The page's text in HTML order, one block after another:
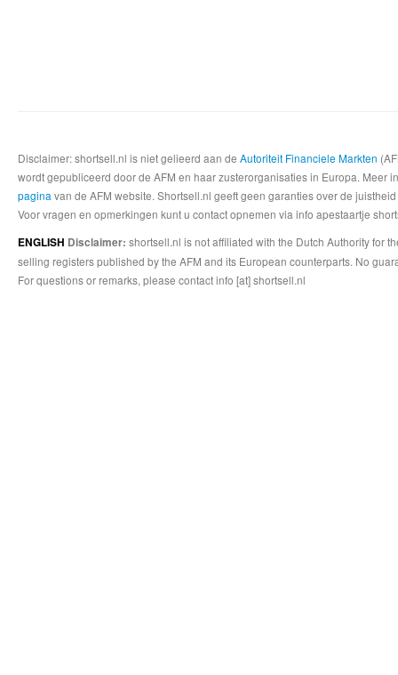
Disclaimer: shortsell.nl is niet gelieerd aan de Autoriteit Financiele Markten
wordt gepubliceerd door de AFM en haar zusterorganisaties in Europa.
pagina van de AFM website. Shortsell.nl geeft geen garanties over de
Voor vragen en opmerkingen kunt u contact opnemen via info apestaartje
ENGLISH Disclaimer: shortsell.nl is not affiliated with the Dutch Authority for
selling registers published by the AFM and its European counterparts. No
For questions or remarks, please contact info [at] shortsell.nl